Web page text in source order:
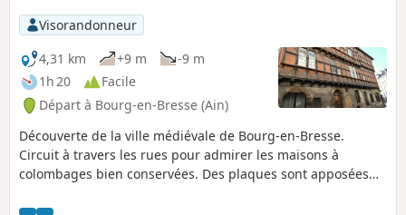
Visorandonneur
4,31 km
+9 m
-9 m
1h 20
Facile
Départ à Bourg-en-Bresse (Ain)
Découverte de la ville médiévale de Bourg-en-Bresse.
Circuit à travers les rues pour admirer les maisons à
colombages bien conservées. Des plaques sont apposées